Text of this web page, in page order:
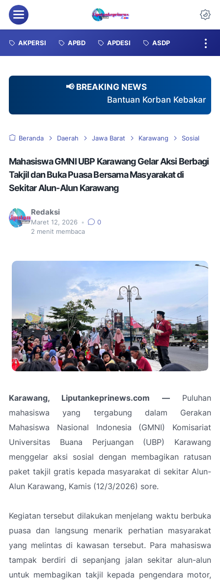
Menu
AKPERSI APBD APDESI ASDP
📢 BREAKING NEWS
Bantuan Korban Kebakaran Tuai Sorotan,
Beranda Daerah Jawa Barat Karawang Sosial
Mahasiswa GMNI UBP Karawang Gelar Aksi Berbagi
Takjil dan Buka Puasa Bersama Masyarakat di
Sekitar Alun-Alun Karawang
Redaksi
Maret 12, 2026 •
0
2 menit membaca
Karawang, Liputankeprinews.com —Puluhan
mahasiswa yang tergabung dalam Gerakan
Mahasiswa Nasional Indonesia (GMNI) Komisariat
Universitas Buana Perjuangan (UBP) Karawang
menggelar aksi sosial dengan membagikan ratusan
paket takjil gratis kepada masyarakat di sekitar Alun-
Alun Karawang, Kamis (12/3/2026) sore.
Kegiatan tersebut dilakukan menjelang waktu berbuka
puasa dan langsung menarik perhatian masyarakat
yang melintas di kawasan tersebut. Para mahasiswa
tampak berdiri di sepanjang jalan sekitar alun-alun
untuk membagikan takjil kepada pengendara motor,